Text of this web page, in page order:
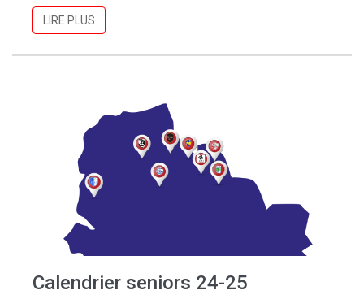
LIRE PLUS
Calendrier seniors 24-25